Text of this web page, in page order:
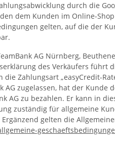
durch die
dem Kunden im Online-
gelten, auf die der
AG Nürnberg,
des Verkäufers führt
Zahlungsart „easyCredit-
zugelassen, hat der Kunde
zu bezahlen. Er kann in
zuständig für allgemeine
gelten die